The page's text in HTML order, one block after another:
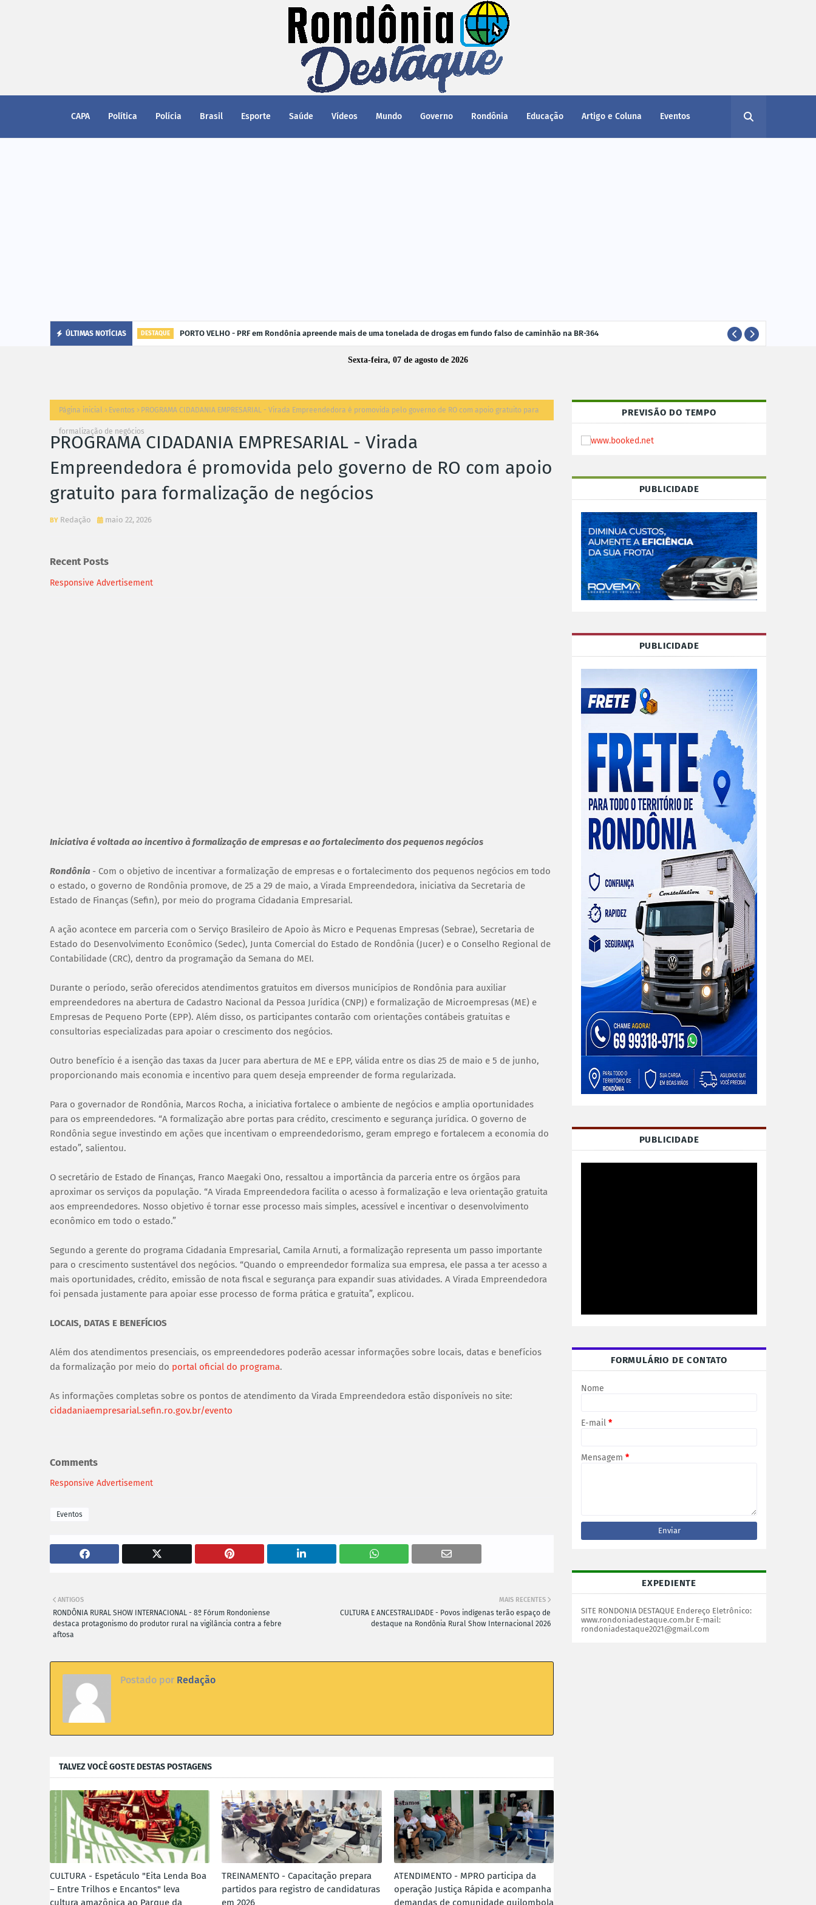
CAPA Política Polícia Brasil Esporte Saúde Vídeos Mundo Governo Rondônia Educação Artigo e Coluna Eventos
ÚLTIMAS NOTÍCIAS DESTAQUE PORTO VELHO - PRF em Rondônia apreende mais de uma tonelada de drogas em fundo falso de caminhão na BR-364
Sexta-feira, 07 de agosto de 2026
Página inicial Eventos PROGRAMA CIDADANIA EMPRESARIAL - Virada Empreendedora é promovida pelo governo de RO com apoio gratuito para
formalização de negócios
PROGRAMA CIDADANIA EMPRESARIAL - Virada
Empreendedora é promovida pelo governo de RO com apoio
gratuito para formalização de negócios
Redação maio 22, 2026
Recent Posts
Responsive Advertisement
Iniciativa é voltada ao incentivo à formalização de empresas e ao fortalecimento dos pequenos negócios
Rondônia - Com o objetivo de incentivar a formalização de empresas e o fortalecimento dos pequenos negócios em todo
o estado, o governo de Rondônia promove, de 25 a 29 de maio, a Virada Empreendedora, iniciativa da Secretaria de
Estado de Finanças (Sefin), por meio do programa Cidadania Empresarial.
A ação acontece em parceria com o Serviço Brasileiro de Apoio às Micro e Pequenas Empresas (Sebrae), Secretaria de
Estado do Desenvolvimento Econômico (Sedec), Junta Comercial do Estado de Rondônia (Jucer) e o Conselho Regional de
Contabilidade (CRC), dentro da programação da Semana do MEI.
Durante o período, serão oferecidos atendimentos gratuitos em diversos municípios de Rondônia para auxiliar
empreendedores na abertura de Cadastro Nacional da Pessoa Jurídica (CNPJ) e formalização de Microempresas (ME) e
Empresas de Pequeno Porte (EPP). Além disso, os participantes contarão com orientações contábeis gratuitas e
consultorias especializadas para apoiar o crescimento dos negócios.
Outro benefício é a isenção das taxas da Jucer para abertura de ME e EPP, válida entre os dias 25 de maio e 5 de junho,
proporcionando mais economia e incentivo para quem deseja empreender de forma regularizada.
Para o governador de Rondônia, Marcos Rocha, a iniciativa fortalece o ambiente de negócios e amplia oportunidades
para os empreendedores. “A formalização abre portas para crédito, crescimento e segurança jurídica. O governo de
Rondônia segue investindo em ações que incentivam o empreendedorismo, geram emprego e fortalecem a economia do
estado”, salientou.
O secretário de Estado de Finanças, Franco Maegaki Ono, ressaltou a importância da parceria entre os órgãos para
aproximar os serviços da população. “A Virada Empreendedora facilita o acesso à formalização e leva orientação gratuita
aos empreendedores. Nosso objetivo é tornar esse processo mais simples, acessível e incentivar o desenvolvimento
econômico em todo o estado.”
Segundo a gerente do programa Cidadania Empresarial, Camila Arnuti, a formalização representa um passo importante
para o crescimento sustentável dos negócios. “Quando o empreendedor formaliza sua empresa, ele passa a ter acesso a
mais oportunidades, crédito, emissão de nota fiscal e segurança para expandir suas atividades. A Virada Empreendedora
foi pensada justamente para apoiar esse processo de forma prática e gratuita”, explicou.
LOCAIS, DATAS E BENEFÍCIOS
Além dos atendimentos presenciais, os empreendedores poderão acessar informações sobre locais, datas e benefícios
da formalização por meio do portal oficial do programa.
As informações completas sobre os pontos de atendimento da Virada Empreendedora estão disponíveis no site:
cidadaniaempresarial.sefin.ro.gov.br/evento
Comments
Responsive Advertisement
Eventos
MAIS RECENTES
CULTURA E ANCESTRALIDADE - Povos indígenas terão espaço de
destaque na Rondônia Rural Show Internacional 2026
ANTIGOS
RONDÔNIA RURAL SHOW INTERNACIONAL - 8º Fórum Rondoniense
destaca protagonismo do produtor rural na vigilância contra a febre
aftosa
Postado por Redação
TALVEZ VOCÊ GOSTE DESTAS POSTAGENS
CULTURA - Espetáculo "Eita Lenda Boa
– Entre Trilhos e Encantos" leva
cultura amazônica ao Parque da
TREINAMENTO - Capacitação prepara
partidos para registro de candidaturas
em 2026
ATENDIMENTO - MPRO participa da
operação Justiça Rápida e acompanha
demandas de comunidade quilombola
PREVISÃO DO TEMPO
PUBLICIDADE
PUBLICIDADE
PUBLICIDADE
FORMULÁRIO DE CONTATO
Nome
E-mail *
Mensagem *
EXPEDIENTE
SITE RONDONIA DESTAQUE Endereço Eletrônico:
www.rondoniadestaque.com.br E-mail:
rondoniadestaque2021@gmail.com